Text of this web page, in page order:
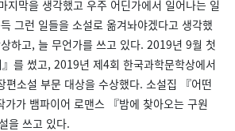
지막을 생각했고 우주 어딘가에서 일어나는 일
그런 일들을 소설로 옮겨놔야겠다고 생각했
하고, 늘 무언가를 쓰고 있다. 2019년 9월 첫
를 썼고, 2019년 제4회 한국과학문학상에서
편소설 부문 대상을 수상했다. 소설집 『어떤
가 뱀파이어 로맨스 『밤에 찾아오는 구원
을 쓰고 있다.